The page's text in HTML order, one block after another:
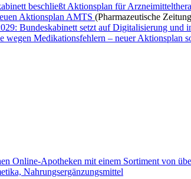
beschließt Aktionsplan für
Aktionsplan AMTS (Pharmazeutische
Bundeskabinett setzt auf Digitalisierung und
Medikationsfehlern – neuer Aktionsplan
Online-Apotheken mit einem Sortiment von
Nahrungsergänzungsmittel